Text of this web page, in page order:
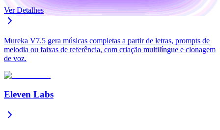
Ver Detalhes
Mureka V7.5 gera músicas completas a partir de letras, prompts de
melodia ou faixas de referência, com criação multilíngue e clonagem
de voz.
Eleven Labs